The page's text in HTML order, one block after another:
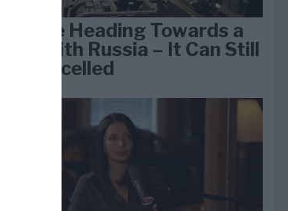
We Are Heading Towards a
War With Russia – It Can Still
Be Cancelled